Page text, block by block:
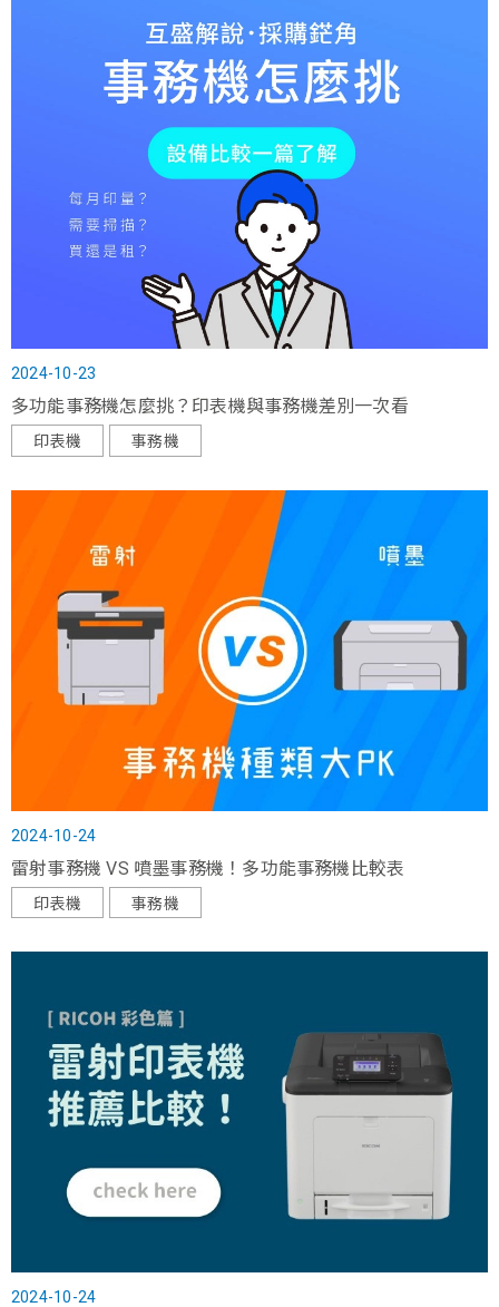
2024-10-23
多功能事務機怎麼挑？印表機與事務機差別一次看
印表機 事務機
2024-10-24
雷射事務機 VS 噴墨事務機！多功能事務機比較表
印表機 事務機
2024-10-24